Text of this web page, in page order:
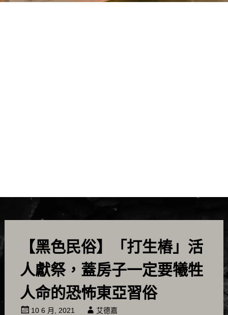
【黑色民俗】「打生樁」活
人獻祭，蓋房子一定要犧牲
人命的恐怖東亞習俗
10 6 月, 2021 艾德嘉